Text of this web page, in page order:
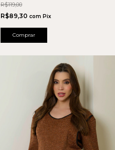
R$119,00
R$89,30 com Pix
Comprar